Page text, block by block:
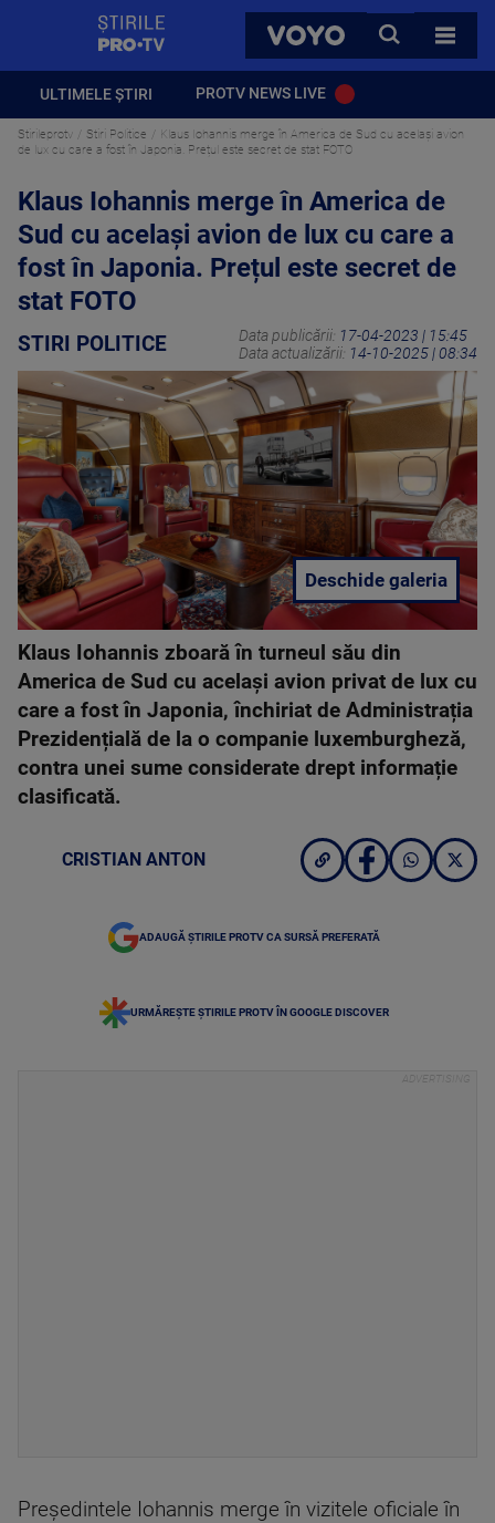
VOYO
CAUTA
TOATE
ULTIMELE ȘTIRI PROTV NEWS LIVE
Stirileprotv Stiri Politice
Klaus Iohannis merge în America de Sud cu același avion
de lux cu care a fost în Japonia. Prețul este secret de stat FOTO
Klaus Iohannis merge în America de
Sud cu același avion de lux cu care a
fost în Japonia. Prețul este secret de
stat FOTO
STIRI POLITICE Data publicării: 17-04-2023 | 15:45
Data actualizării: 14-10-2025 | 08:34
Deschide galeria
Klaus Iohannis zboară în turneul său din
America de Sud cu același avion privat de lux cu
care a fost în Japonia, închiriat de Administrația
Prezidențială de la o companie luxemburgheză,
contra unei sume considerate drept informație
clasificată.
CRISTIAN ANTON
ADAUGĂ ȘTIRILE PROTV CA SURSĂ PREFERATĂ
URMĂREȘTE ȘTIRILE PROTV ÎN GOOGLE DISCOVER
Preşedintele Iohannis merge în vizitele oficiale în